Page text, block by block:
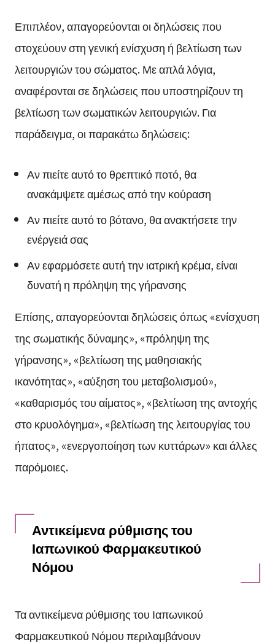
Επιπλέον, απαγορεύονται οι δηλώσεις που
στοχεύουν στη γενική ενίσχυση ή βελτίωση των
λειτουργιών του σώματος. Με απλά λόγια,
αναφέρονται σε δηλώσεις που υποστηρίζουν τη
βελτίωση των σωματικών λειτουργιών. Για
παράδειγμα, οι παρακάτω δηλώσεις:
Αν πιείτε αυτό το θρεπτικό ποτό, θα
ανακάμψετε αμέσως από την κούραση
Αν πιείτε αυτό το βότανο, θα ανακτήσετε την
ενέργειά σας
Αν εφαρμόσετε αυτή την ιατρική κρέμα, είναι
δυνατή η πρόληψη της γήρανσης
Επίσης, απαγορεύονται δηλώσεις όπως «ενίσχυση
της σωματικής δύναμης», «πρόληψη της
γήρανσης», «βελτίωση της μαθησιακής
ικανότητας», «αύξηση του μεταβολισμού»,
«καθαρισμός του αίματος», «βελτίωση της αντοχής
στο κρυολόγημα», «βελτίωση της λειτουργίας του
ήπατος», «ενεργοποίηση των κυττάρων» και άλλες
παρόμοιες.
Αντικείμενα ρύθμισης του
Ιαπωνικού Φαρμακευτικού
Νόμου
Τα αντικείμενα ρύθμισης του Ιαπωνικού
Φαρμακευτικού Νόμου περιλαμβάνουν